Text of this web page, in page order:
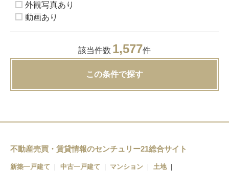
外観写真あり
動画あり
該当件数 1,577件
この条件で探す
不動産売買・賃貸情報のセンチュリー21総合サイト
新築一戸建て 中古一戸建て マンション
土地